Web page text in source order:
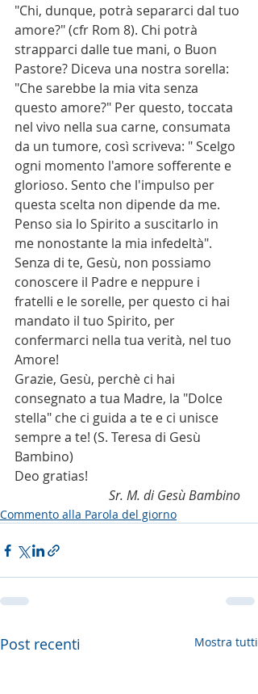
"Chi, dunque, potrà separarci dal tuo
amore?" (cfr Rom 8). Chi potrà
strapparci dalle tue mani, o Buon
Pastore? Diceva una nostra sorella:
"Che sarebbe la mia vita senza
questo amore?" Per questo, toccata
nel vivo nella sua carne, consumata
da un tumore, così scriveva: " Scelgo
ogni momento l'amore sofferente e
glorioso. Sento che l'impulso per
questa scelta non dipende da me.
Penso sia lo Spirito a suscitarlo in
me nonostante la mia infedeltà".
Senza di te, Gesù, non possiamo
conoscere il Padre e neppure i
fratelli e le sorelle, per questo ci hai
mandato il tuo Spirito, per
confermarci nella tua verità, nel tuo
Amore!
Grazie, Gesù, perchè ci hai
consegnato a tua Madre, la "Dolce
stella" che ci guida a te e ci unisce
sempre a te! (S. Teresa di Gesù
Bambino)
Deo gratias!
Sr. M. di Gesù Bambino
Commento alla Parola del giorno
Post recenti Mostra tutti